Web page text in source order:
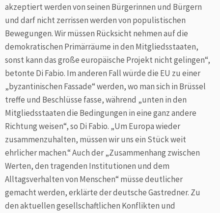
akzeptiert werden von seinen Bürgerinnen und Bürgern
und darf nicht zerrissen werden von populistischen
Bewegungen. Wir müssen Rücksicht nehmen auf die
demokratischen Primärräume in den Mitgliedsstaaten,
sonst kann das große europäische Projekt nicht gelingen“,
betonte Di Fabio. Im anderen Fall würde die EU zu einer
„byzantinischen Fassade“ werden, wo man sich in Brüssel
treffe und Beschlüsse fasse, während „unten in den
Mitgliedsstaaten die Bedingungen in eine ganz andere
Richtung weisen“, so Di Fabio. „Um Europa wieder
zusammenzuhalten, müssen wir uns ein Stück weit
ehrlicher machen.“ Auch der „Zusammenhang zwischen
Werten, den tragenden Institutionen und dem
Alltagsverhalten von Menschen“ müsse deutlicher
gemacht werden, erklärte der deutsche Gastredner. Zu
den aktuellen gesellschaftlichen Konflikten und